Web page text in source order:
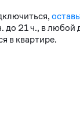
21 ч., в
в квартире.